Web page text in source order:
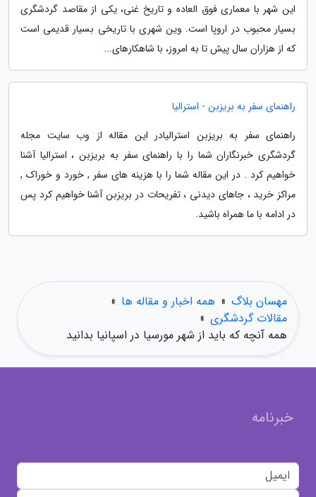
این شهر با معماری فوق العاده و تاریخ غنی، یکی از مقاصد گردشگری
بسیار محبوب در اروپا است. وین شهری با تاریخی بسیار قدیمی است
که از هزاران سال پیش تا به امروز، با شاهکارهای...
راهنمای سفر به بریزبن - استرالیا
راهنمای سفر به بریزبن استرالیادر این مقاله از وب سایت مجله
گردشگری خبرنگاران شما را با راهنمای سفر به بریزبن ، استرالیا آشنا
خواهیم کرد . در این مقاله شما را با هزینه های سفر , خورد و خوراک ,
مراکز خرید ، جاهای دیدنی ، تفریحات در بریزبن آشنا خواهیم کرد پس
در ادامه با ما همراه باشید.
مهسان بلاگ » همه اخبار و مقاله ها »
مقالات گردشگری »
همه آنچه که باید از شهر مورسیا در اسپانیا بدانید
خبرنامه